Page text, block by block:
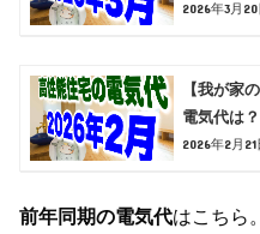
2026年3月20
【我が家
電気代は？
2026年2月21
前年同期の電気代はこちら。